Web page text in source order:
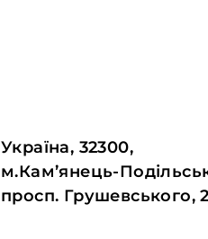
Україна, 32300,
м.Кам’янець-
просп. Грушевського,